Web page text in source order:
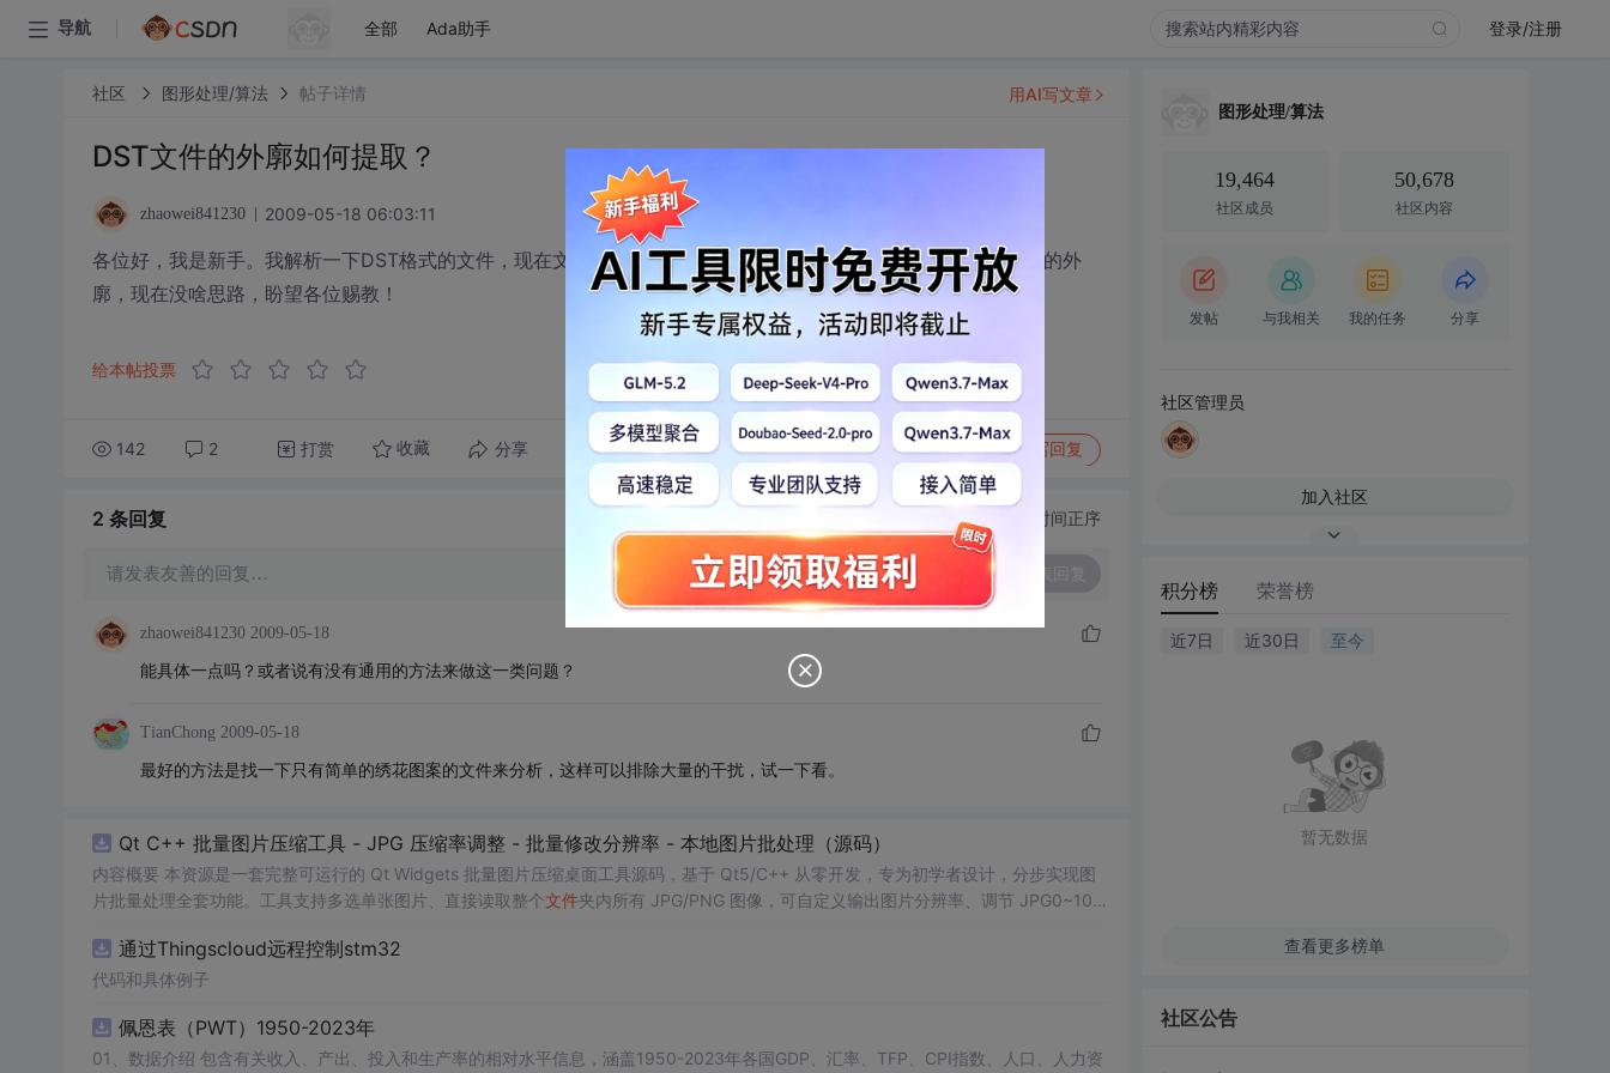
导航 全部 Ada助手 登录/注册
社区 图形处理/算法 帖子详情
DST文件的外廓如何提取？
zhaowei841230 2009-05-18 06:03:11
各位好，我是新手。我解析一下DST格式的文件，现在文件已经解析成TXT的G代码文件，现在需要知道绣花图案的外
廓，现在没啥思路，盼望各位赐教！
给本帖投票
142 2 打赏 收藏 分享 转发到动态 举报 写回复
用AI写文章
2 条回复 切换为时间正序
请发表友善的回复…
zhaowei841230 2009-05-18
能具体一点吗？或者说有没有通用的方法来做这一类问题？
TianChong 2009-05-18
最好的方法是找一下只有简单的绣花图案的文件来分析，这样可以排除大量的干扰，试一下看。
Qt C++ 批量图片压缩工具 - JPG 压缩率调整 - 批量修改分辨率 - 本地图片批处理（源码）
内容概要 本资源是一套完整可运行的 Qt Widgets 批量图片压缩桌面工具源码，基于 Qt5/C++ 从零开发，专为初学者设计，分步实现图
片批量处理全套功能。工具支持多选单张图片、直接读取整个文件夹内所有 JPG/PNG 图像，可自定义输出图片分辨率、调节 JPG0~100
示压缩效果。 适用人群 Qt/C++ 零基础初学者，学习 QImage 图像绘图、
设计、自媒体从业者； 想要学习图片缩放、JPG 压缩、本地
QImage 缩放保存、QSlider 参数联动、批量循环界面防卡顿、
式导入图片：手动多选单张图片 / 一键读取整个文件夹全部图片； 自定义输出宽高分辨率，支持锁定原始宽高比，避免图片拉伸变形； 滑
通过Thingscloud远程控制stm32
代码和具体例子
佩恩表（PWT）1950-2023年
01、数据介绍 包含有关收入、产出、投入和生产率的相对水平信息，涵盖1950-2023年各国GDP、汇率、TFP、CPI指数、人口、人力资
图形处理/算法
19,464
社区成员
50,678
社区内容
发帖 与我相关 我的任务 分享
社区管理员
加入社区
积分榜 荣誉榜
近7日 近30日 至今
暂无数据
查看更多榜单
社区公告